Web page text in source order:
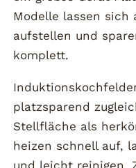
Modelle lassen sich
aufstellen und
komplett.
platzsparend
Stellfläche als
heizen schnell auf,
und leicht reinigen.